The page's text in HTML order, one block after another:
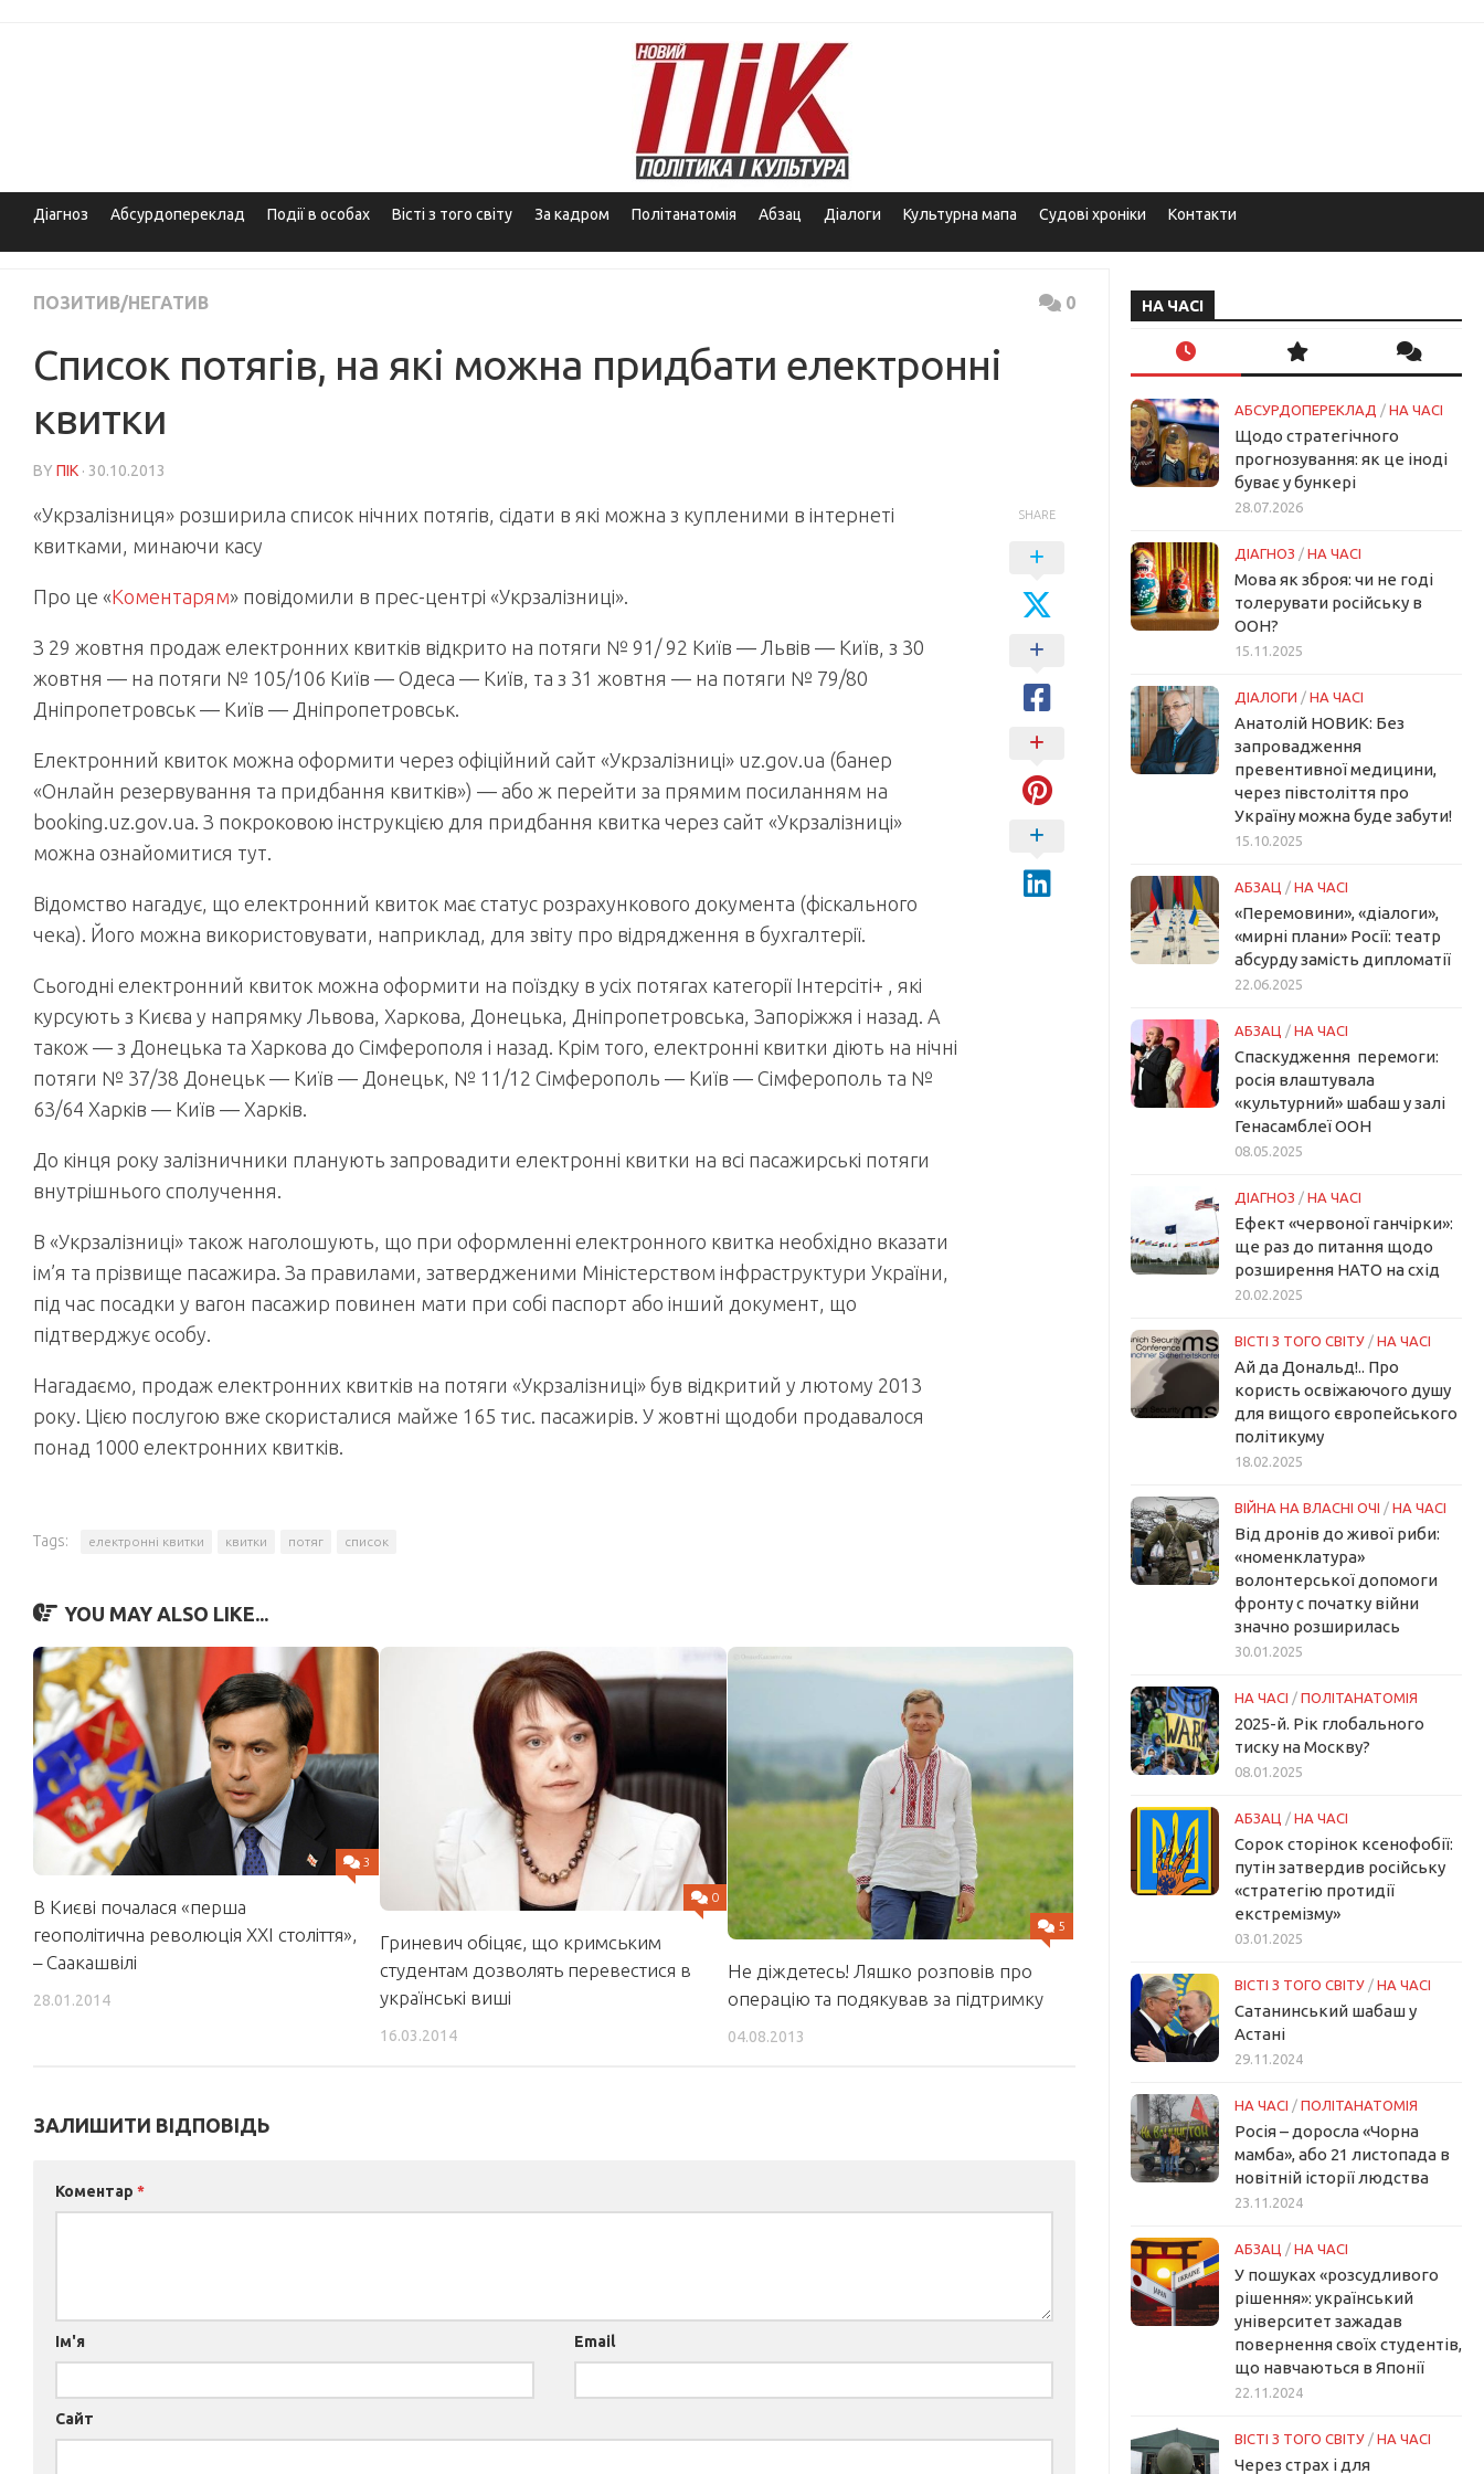
Діагноз Абсурдопереклад Події в особах Вісті з того світу За кадром Політанатомія Абзац Діалоги Культурна мапа Судові хроніки Контакти
ПОЗИТИВ/НЕГАТИВ 0
Список потягів, на які можна придбати електронні
квитки
BY ПІК · 30.10.2013
«Укрзалізниця» розширила список нічних потягів, сідати в які можна з купленими в інтернеті
квитками, минаючи касу
Про це «Коментарям» повідомили в прес-центрі «Укрзалізниці».
З 29 жовтня продаж електронних квитків відкрито на потяги № 91/ 92 Київ — Львів — Київ, з 30
жовтня — на потяги № 105/106 Київ — Одеса — Київ, та з 31 жовтня — на потяги № 79/80
Дніпропетровськ — Київ — Дніпропетровськ.
Електронний квиток можна оформити через офіційний сайт «Укрзалізниці» uz.gov.ua (банер
«Онлайн резервування та придбання квитків») — або ж перейти за прямим посиланням на
booking.uz.gov.ua. З покроковою інструкцією для придбання квитка через сайт «Укрзалізниці»
можна ознайомитися тут.
Відомство нагадує, що електронний квиток має статус розрахункового документа (фіскального
чека). Його можна використовувати, наприклад, для звіту про відрядження в бухгалтерії.
Сьогодні електронний квиток можна оформити на поїздку в усіх потягах категорії Інтерсіті+ , які
курсують з Києва у напрямку Львова, Харкова, Донецька, Дніпропетровська, Запоріжжя і назад. А
також — з Донецька та Харкова до Сімферополя і назад. Крім того, електронні квитки діють на нічні
потяги № 37/38 Донецьк — Київ — Донецьк, № 11/12 Сімферополь — Київ — Сімферополь та №
63/64 Харків — Київ — Харків.
До кінця року залізничники планують запровадити електронні квитки на всі пасажирські потяги
внутрішнього сполучення.
В «Укрзалізниці» також наголошують, що при оформленні електронного квитка необхідно вказати
ім’я та прізвище пасажира. За правилами, затвердженими Міністерством інфраструктури України,
під час посадки у вагон пасажир повинен мати при собі паспорт або інший документ, що
підтверджує особу.
Нагадаємо, продаж електронних квитків на потяги «Укрзалізниці» був відкритий у лютому 2013
року. Цією послугою вже скористалися майже 165 тис. пасажирів. У жовтні щодоби продавалося
понад 1000 електронних квитків.
SHARE
Tags: електронні квитки квитки потяг список
YOU MAY ALSO LIKE...
3
В Києві почалася «перша
геополітична революція XXI століття»,
– Саакашвілі
28.01.2014
0
Гриневич обіцяє, що кримським
студентам дозволять перевестися в
українські виші
16.03.2014
5
Не діждетесь! Ляшко розповів про
операцію та подякував за підтримку
04.08.2013
ЗАЛИШИТИ ВІДПОВІДЬ
Коментар *
Ім'я Email
Сайт
НА ЧАСІ
АБСУРДОПЕРЕКЛАД / НА ЧАСІ
Щодо стратегічного
прогнозування: як це іноді
буває у бункері
28.07.2026
ДІАГНОЗ / НА ЧАСІ
Мова як зброя: чи не годі
толерувати російську в
ООН?
15.11.2025
ДІАЛОГИ / НА ЧАСІ
Анатолій НОВИК: Без
запровадження
превентивної медицини,
через півстоліття про
Україну можна буде забути!
15.10.2025
АБЗАЦ / НА ЧАСІ
«Перемовини», «діалоги»,
«мирні плани» Росії: театр
абсурду замість дипломатії
22.06.2025
АБЗАЦ / НА ЧАСІ
Спаскудження перемоги:
росія влаштувала
«культурний» шабаш у залі
Генасамблеї ООН
08.05.2025
ДІАГНОЗ / НА ЧАСІ
Ефект «червоної ганчірки»:
ще раз до питання щодо
розширення НАТО на схід
20.02.2025
ВІСТІ З ТОГО СВІТУ / НА ЧАСІ
Ай да Дональд!.. Про
користь освіжаючого душу
для вищого європейського
політикуму
18.02.2025
ВІЙНА НА ВЛАСНІ ОЧІ / НА ЧАСІ
Від дронів до живої риби:
«номенклатура»
волонтерської допомоги
фронту с початку війни
значно розширилась
30.01.2025
НА ЧАСІ / ПОЛІТАНАТОМІЯ
2025-й. Рік глобального
тиску на Москву?
08.01.2025
АБЗАЦ / НА ЧАСІ
Сорок сторінок ксенофобії:
путін затвердив російську
«стратегію протидії
екстремізму»
03.01.2025
ВІСТІ З ТОГО СВІТУ / НА ЧАСІ
Сатанинський шабаш у
Астані
29.11.2024
НА ЧАСІ / ПОЛІТАНАТОМІЯ
Росія – доросла «Чорна
мамба», або 21 листопада в
новітній історії людства
23.11.2024
АБЗАЦ / НА ЧАСІ
У пошуках «розсудливого
рішення»: український
університет зажадав
повернення своїх студентів,
що навчаються в Японії
22.11.2024
ВІСТІ З ТОГО СВІТУ / НА ЧАСІ
Через страх і для